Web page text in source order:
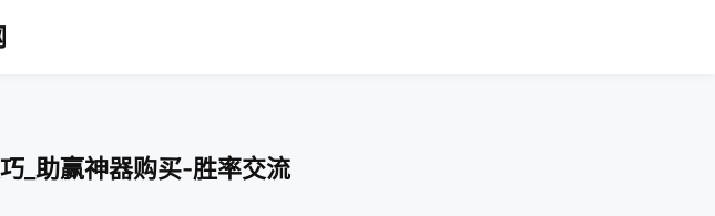
_助赢神器购买-胜率交流